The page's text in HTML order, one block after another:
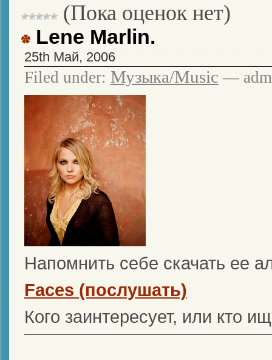
(Пока оценок нет)
Lene Marlin.
25th Май, 2006
Filed under: Музыка/Music —
Напомнить себе скачать ее
Faces (послушать)
Кого заинтересует, или кто